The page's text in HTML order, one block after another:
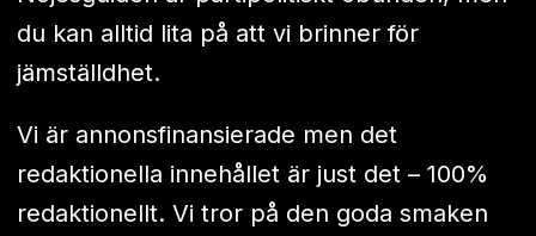
du kan alltid lita på att vi brinner för
jämställdhet.
Vi är annonsfinansierade men det
redaktionella innehållet är just det – 100%
redaktionellt. Vi tror på den goda smaken